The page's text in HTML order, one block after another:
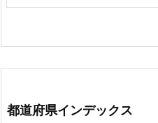
都道府県インデックス